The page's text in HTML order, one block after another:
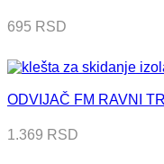
695 RSD
ODVIJAČ FM RAVNI
1.369 RSD